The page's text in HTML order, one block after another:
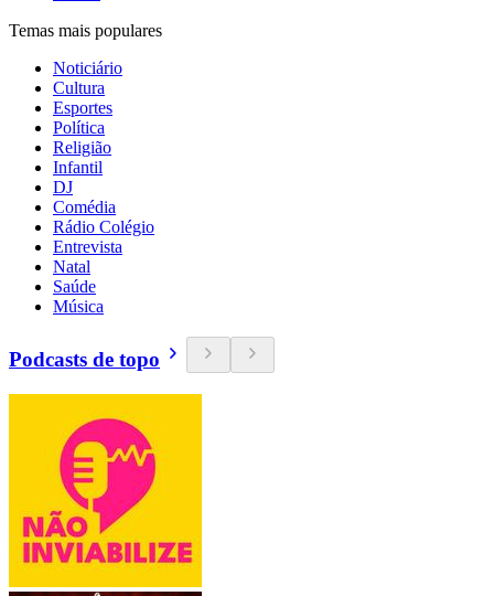
Temas mais populares
Noticiário
Cultura
Esportes
Política
Religião
Infantil
DJ
Comédia
Rádio Colégio
Entrevista
Natal
Saúde
Música
Podcasts de topo